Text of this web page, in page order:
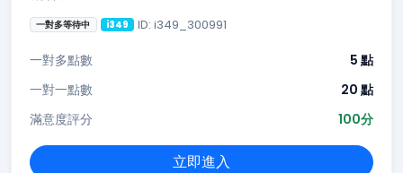
一對多等待中 i349 ID: i349_300991
一對多點數
5 點
一對一點數
20 點
滿意度評分
100分
立即進入